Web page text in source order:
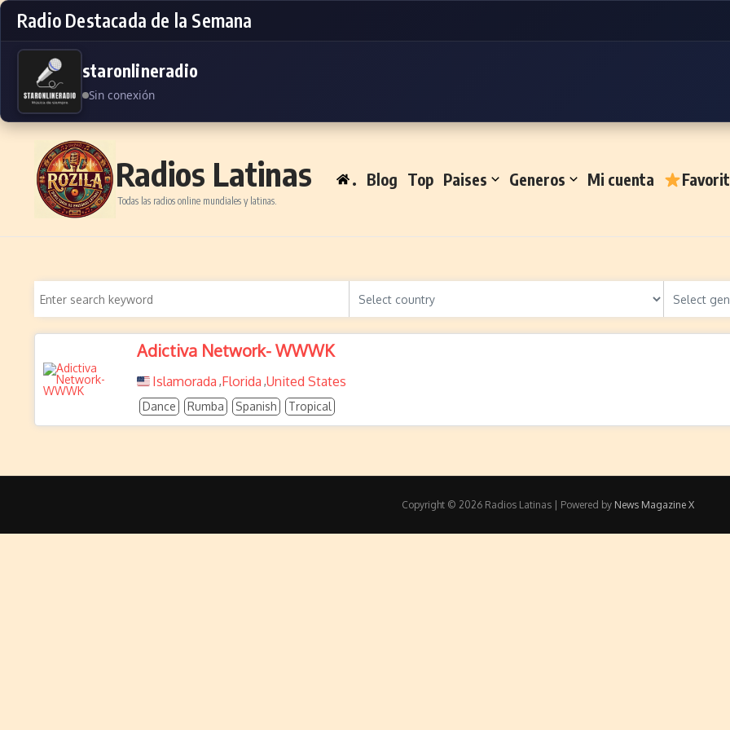
Radio Destacada de la Semana
staronlineradio
Sin conexión
Skip to content
Radios Latinas
Todas las radios online mundiales y latinas.
. Blog Top Paises Generos Mi cuenta
Adictiva Network- WWWK
Islamorada ,Florida ,United States
Dance Rumba Spanish Tropical
Copyright © 2026 Radios Latinas | Powered by News Magazine X